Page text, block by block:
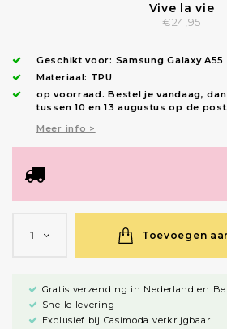
Vive la vie
€24,95
Geschikt voor: Samsung Galaxy A55
Materiaal: TPU
op voorraad.Bestel je vandaag,
tussen 10 en 13 augustus op de post.
Meer info >
1 Toevoegen
Gratis verzending in Nederland en
Snelle levering
Exclusief bij Casimoda verkrijgbaar